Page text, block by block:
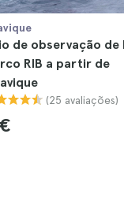
de observação de
RIB a partir de
(25 avaliações)